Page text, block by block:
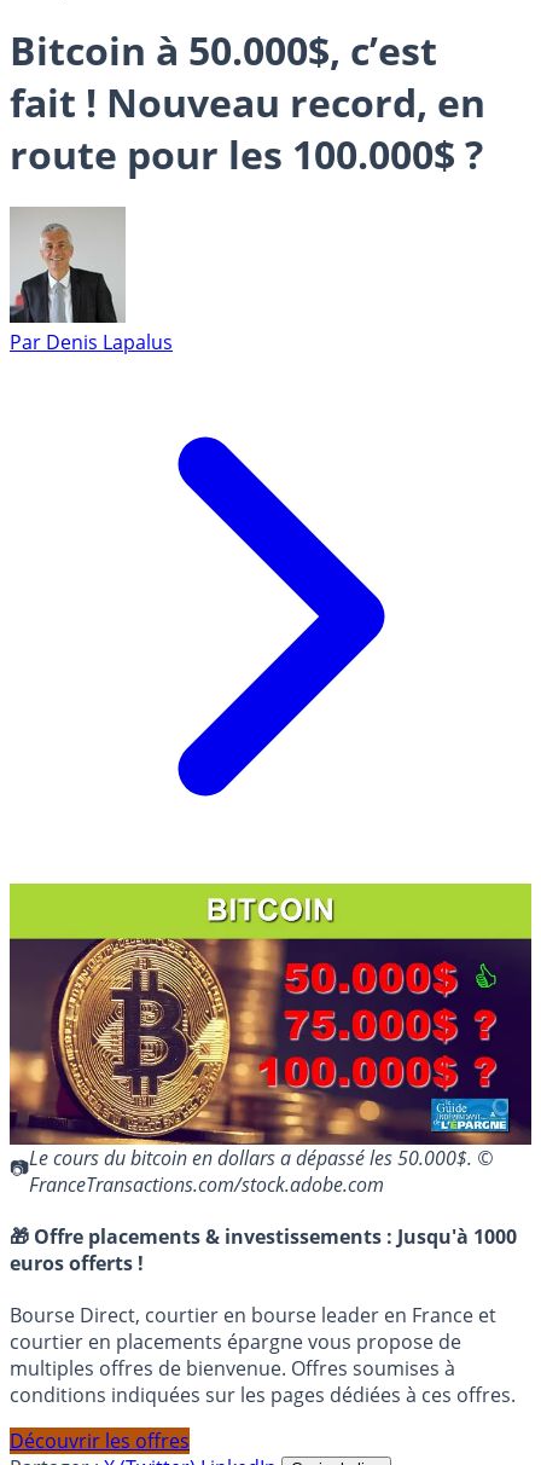
Bitcoin à 50.000$, c’est
fait ! Nouveau record, en
route pour les 100.000$ ?
Par Denis Lapalus
Le cours du bitcoin en dollars a dépassé les 50.000$. ©
FranceTransactions.com/stock.adobe.com
🎁 Offre placements & investissements : Jusqu'à 1000
euros offerts !
Bourse Direct, courtier en bourse leader en France et
courtier en placements épargne vous propose de
multiples offres de bienvenue. Offres soumises à
conditions indiquées sur les pages dédiées à ces offres.
Découvrir les offres